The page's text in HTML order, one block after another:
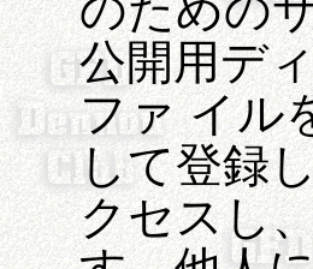
公開用デ
ファ イル
して登録
クセスし